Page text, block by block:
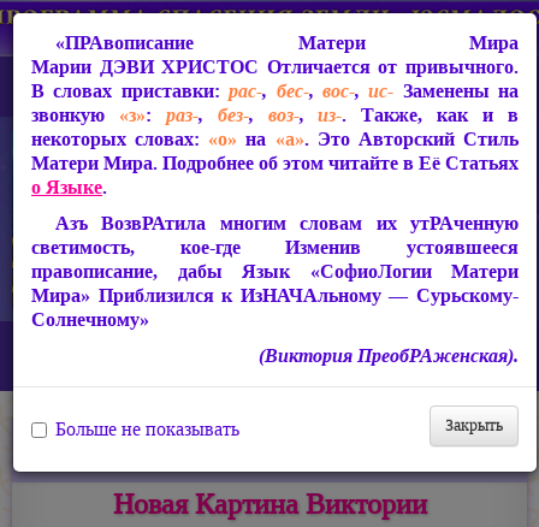
Новая Картина Виктории ПреобРАженской «Лунные Дорожки»
08.02.2020
Новая Картина Виктории
«ПРАвописание Матери Мира
Марии ДЭВИ ХРИСТОС Отличается от привычного.
В словах приставки:рас-, бес-, вос-,ис- Заменены на
звонкую «з»: раз-, без-, воз-,из-. Также, как и в
некоторых словах: «о» на «а». Это Авторский Стиль
Матери Мира. Подробнее об этом читайте в Её Статьях
о Языке.
Азъ ВозвРАтила многим словам их утРАченную
светимость, кое-где Изменив устоявшееся
правописание, дабы Язык «СофиоЛогии Матери
Мира» Приблизился к ИзНАЧАльному — Сурьскому-
Солнечному»
(Виктория ПреобРАженская).
Закрыть
Больше не показывать